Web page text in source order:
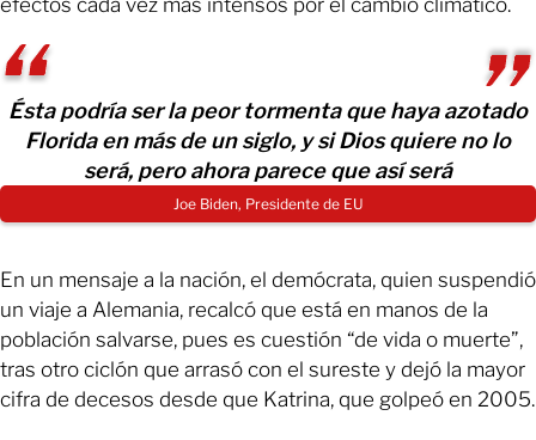
efectos cada vez más intensos por el cambio climático.
Ésta podría ser la peor tormenta que haya azotado
Florida en más de un siglo, y si Dios quiere no lo
será, pero ahora parece que así será
Joe Biden, Presidente de EU
En un mensaje a la nación, el demócrata, quien suspendió
un viaje a Alemania, recalcó que está en manos de la
población salvarse, pues es cuestión “de vida o muerte”,
tras otro ciclón que arrasó con el sureste y dejó la mayor
cifra de decesos desde que Katrina, que golpeó en 2005.